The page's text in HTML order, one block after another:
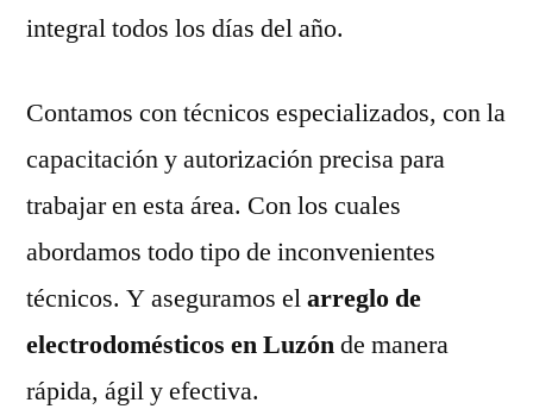
integral todos los días del año.
Contamos con técnicos especializados, con la
capacitación y autorización precisa para
trabajar en esta área. Con los cuales
abordamos todo tipo de inconvenientes
técnicos. Y aseguramos elarreglo de
electrodomésticos en Luzónde manera
rápida, ágil y efectiva.